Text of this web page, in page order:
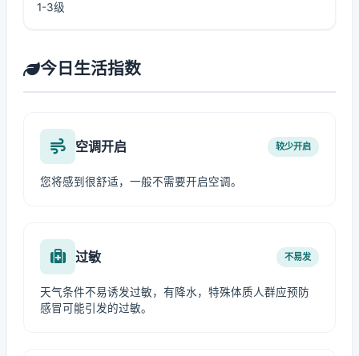
1-3级
今日生活指数
空调开启 较少开启
您将感到很舒适，一般不需要开启空调。
过敏 不易发
天气条件不易诱发过敏，有降水，特殊体质人群应预防
感冒可能引发的过敏。